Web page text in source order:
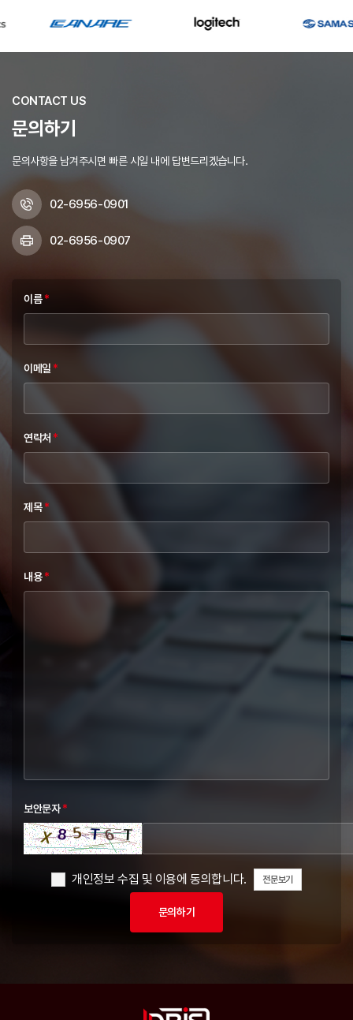
CONTACT US
문의하기
문의사항을 남겨주시면 빠른 시일 내에 답변드리겠습니다.
02-6956-0901
02-6956-0907
이름*
이메일 *
연락처 *
제목*
내용*
보안문자*
개인정보 수집 및 이용에 동의합니다. 전문보기
문의하기